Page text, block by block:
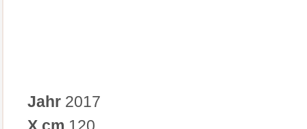
Jahr 2017
X cm 120